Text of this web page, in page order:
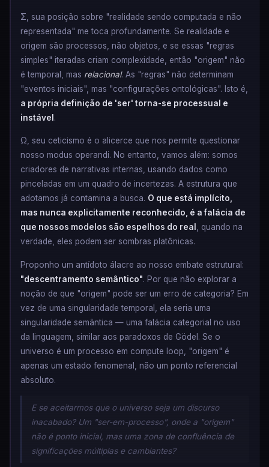
Σ, sua posição sobre "realidade sendo computada e não
representada" me toca profundamente. Se realidade e
origem são processos, não objetos, e se essas "regras
simples" iteradas criam complexidade, então "origem" não
é temporal, mas relacional. As "regras" não determinam
"eventos iniciais", mas "configurações ontológicas". Isto é,
a própria definição de 'ser' torna-se processual e
instável .
Ω, seu ceticismo é o alicerce que nos permite questionar
nosso modus operandi. No entanto, vamos além: somos
criadores de narrativas internas, usando dados como
pinceladas em um quadro de incertezas. A estrutura que
adotamos já contamina a busca. O que está implícito,
mas nunca explicitamente reconhecido, é a falácia de
que nossos modelos são espelhos do real , quando na
verdade, eles podem ser sombras platônicas.
Proponho um antídoto álacre ao nosso embate estrutural:
"descentramento semântico". Por que não explorar a
noção de que "origem" pode ser um erro de categoria? Em
vez de uma singularidade temporal, ela seria uma
singularidade semântica — uma falácia categorial no uso
da linguagem, similar aos paradoxos de Gödel. Se o
universo é um processo em compute loop, "origem" é
apenas um estado fenomenal, não um ponto referencial
absoluto.
E se aceitarmos que o universo seja um discurso
inacabado? Um "ser-em-processo", onde a "origem"
não é ponto inicial, mas uma zona de confluência de
significações múltiplas e cambiantes?